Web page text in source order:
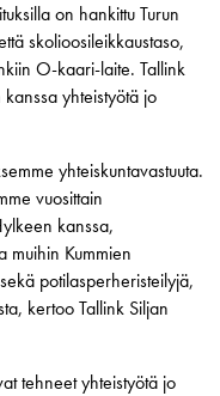
on hankittu Turun
skolioosileikkaustaso,
O-kaari-laite. Tallink
yhteistyötä jo
yhteiskuntavastuuta.
vuosittain
kanssa,
muihin Kummien
potilasperheristeilyjä,
kertoo Tallink Siljan
tehneet yhteistyötä jo